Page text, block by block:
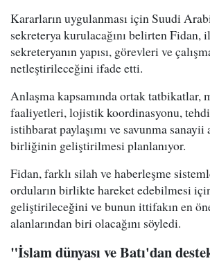
Kararların uygulanması için Suudi
sekreterya kurulacağını belirten Fidan,
sekreteryanın yapısı, görevleri ve
netleştirileceğini ifade etti.
Anlaşma kapsamında ortak tatbikatlar,
faaliyetleri, lojistik koordinasyonu,
istihbarat paylaşımı ve savunma sanayii
birliğinin geliştirilmesi planlanıyor.
Fidan, farklı silah ve haberleşme
orduların birlikte hareket edebilmesi
geliştirileceğini ve bunun ittifakın en
alanlarından biri olacağını söyledi.
"İslam dünyası ve Batı'dan